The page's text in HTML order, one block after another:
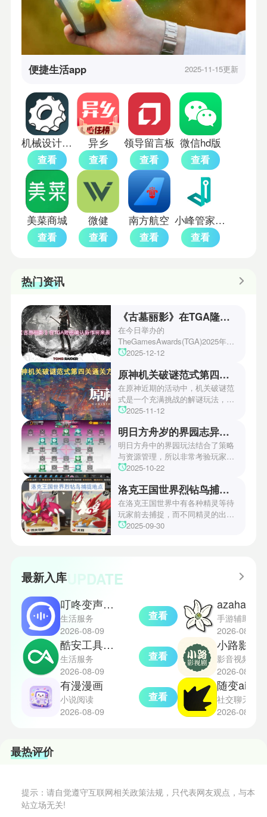
便捷生活app 2025-11-15更新
机械设计手册电子版
查看
异乡
查看
领导留言板
查看
微信hd版
查看
美菜商城
查看
微健
查看
南方航空
查看
小峰管家智能锁app
查看
热门资讯
《古墓丽影》在TGA隆重确认新作将来袭！
在今日举办的
TheGamesAwards(TGA)2025年度
游戏颁奖典礼中，古墓丽影系列公
场资讯让众多玩家们都非常期待！
本次官方也宣布游戏将于2027年登
陆PS5、Xbox以及PC平台！有兴
趣的玩家们可以继续留守鲶鱼网！
2025-12-12
原神机关破谜范式第四关通关方法
在原神近期的活动中，机关破谜范
式是一个充满挑战的解谜玩法，其
中第四关是许多玩家遇到困难的地
机关破谜范式第四关通关方法，助
玩家们能够顺利通关！有兴趣的玩
家们快来一起看看吧！
2025-11-12
明日方舟岁的界园志异攻略
明日方舟中的界园玩法结合了策略
与资源管理，所以非常考验玩家的
操作和规划能力。游戏里拥有先
丰富多样的角色体系足以满足不同
战术需求。电表倒转是界园中的核
心挑战之一，玩家需合理利用通宝
和特殊钱币进行资源转换。明日方
乐趣和探索深度，丰富了玩家的游
2025-10-22
洛克王国世界烈钻鸟捕捉地点
在洛克王国世界中有各种精灵等待
玩家前去捕捉，而不同精灵的出现
地点和捕捉方式也各不相同。有少
2025-09-30
最新入库UPDATE
叮咚变声器免费版
生活服务
2026-08-09
查看
酷安工具箱手机版
生活服务
2026-08-09
查看
有漫漫画
小说阅读
2026-08-09
查看
手游辅助
2026-08-09
影音视频
2026-08-09
社交聊天
2026-08-09
最热评价
提示：请自觉遵守互联网相关政策法规，只代表网友观点，与本
站立场无关!